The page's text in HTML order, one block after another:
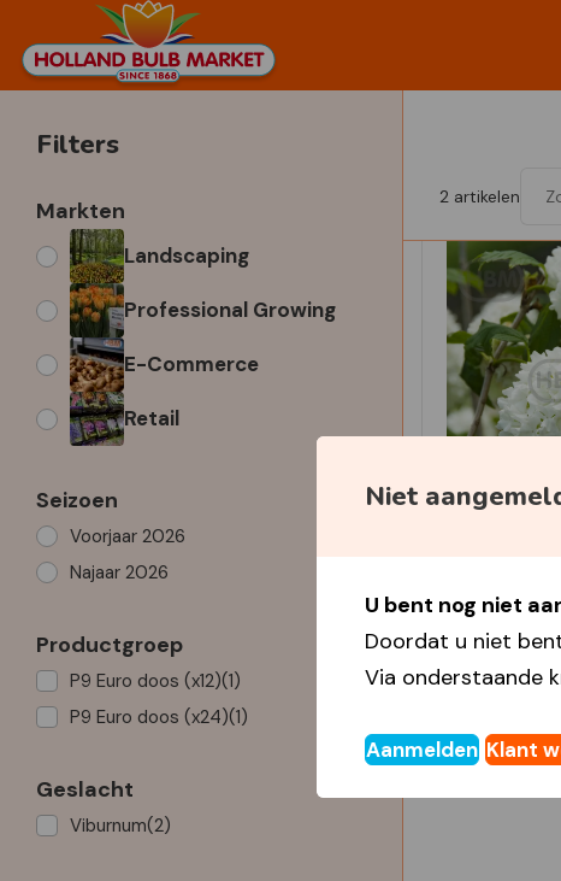
Niet
U bent nog niet
Doordat u niet
Via onderstaande
Aanmelden Klant
Filters
Markten
Landscaping
Professional Growing
E-Commerce
Retail
Seizoen
Voorjaar 2026
Najaar 2026
Productgroep
P9 Euro doos (x12)(1)
P9 Euro doos (x24)(1)
Geslacht
Viburnum(2)
2 artikelen